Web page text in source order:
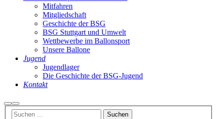
Mitfahren
Mitgliedschaft
Geschichte der BSG
BSG Stuttgart und Umwelt
Wettbewerbe im Ballonsport
Unsere Ballone
Jugend
Jugendlager
Die Geschichte der BSG-Jugend
Kontakt
Suchen
Hauptmenü